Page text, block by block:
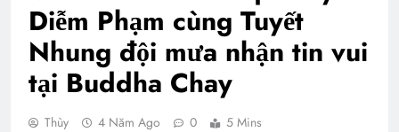
Diễm Phạm cùng Tuyết
Nhung đội mưa nhận tin vui
tại Buddha Chay
Thùy 4 Năm Ago 0 5 Mins